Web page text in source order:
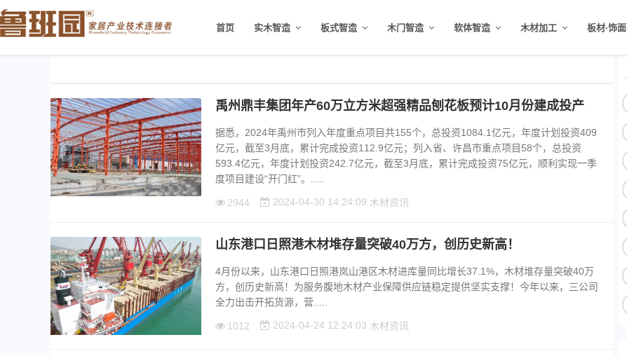
首页 实木智造 板式智造 木门智造 软体智造 木材加工 板材·饰面
禹州鼎丰集团年产60万立方米超强精品刨花板预计10月份建成投产
据悉，2024年禹州市列入年度重点项目共155个，总投资1084.1亿元，年度计划投资409
亿元，截至3月底，累计完成投资112.9亿元；列入省、许昌市重点项目58个，总投资
593.4亿元，年度计划投资242.7亿元，截至3月底，累计完成投资75亿元，顺利实现一季
度项目建设“开门红”。.....
2024-04-30 14:24:09 木材资讯
2944
山东港口日照港木材堆存量突破40万方，创历史新高！
4月份以来，山东港口日照港岚山港区木材进库量同比增长37.1%，木材堆存量突破40万
方，创历史新高！为服务腹地木材产业保障供应链稳定提供坚实支撑！今年以来，三公司
全力出击开拓货源，营.....
2024-04-24 12:24:03 木材资讯
1012